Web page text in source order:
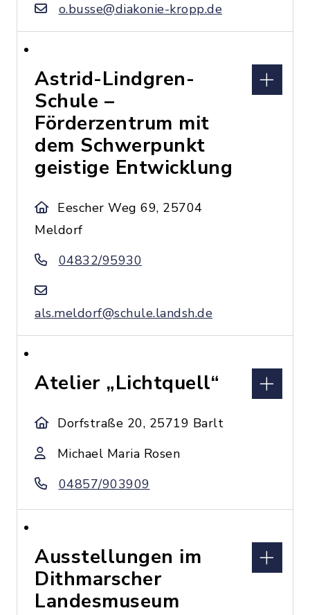
o.busse@diakonie-kropp.de
Astrid-Lindgren-
Schule –
Förderzentrum mit
dem Schwerpunkt
geistige Entwicklung
Eescher Weg 69, 25704
Meldorf
04832/95930
als.meldorf@schule.landsh.de
Atelier „Lichtquell“
Dorfstraße 20, 25719 Barlt
Michael Maria Rosen
04857/903909
Ausstellungen im
Dithmarscher
Landesmuseum